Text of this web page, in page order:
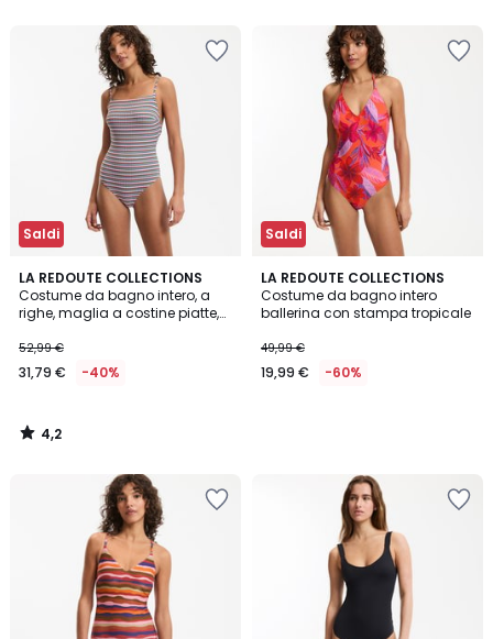
Saldi
LA REDOUTE COLLECTIONS
Costume da bagno intero, a
righe, maglia a costine piatte,
52,99 €
31,79 € -40%
4,2
/ 5
4,2
/
Saldi
LA REDOUTE COLLECTIONS
Costume da bagno intero
ballerina con stampa tropicale
49,99 €
19,99 € -60%